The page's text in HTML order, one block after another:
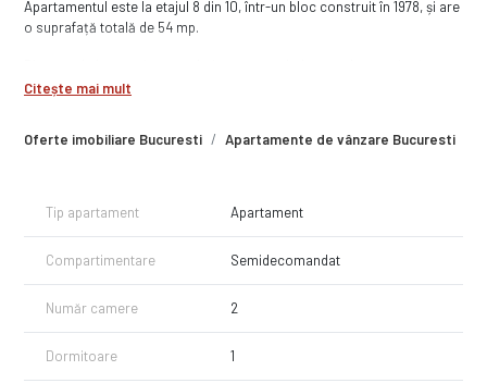
Oferte imobiliare Bucuresti Apartamente de vânzare Bucuresti
Apartamentul este la etajul 8 din 10, într-un bloc construit în 1978, și are
o suprafață totală de 54 mp.
sufragerie, precum și spații pentru depozitare.
centre comerciale.
Pentru detalii și vizionări:
Răzvan Badea - Imozone
Citește mai mult
Tip apartament Apartament
Compartimentare Semidecomandat
Număr camere 2
Dormitoare 1